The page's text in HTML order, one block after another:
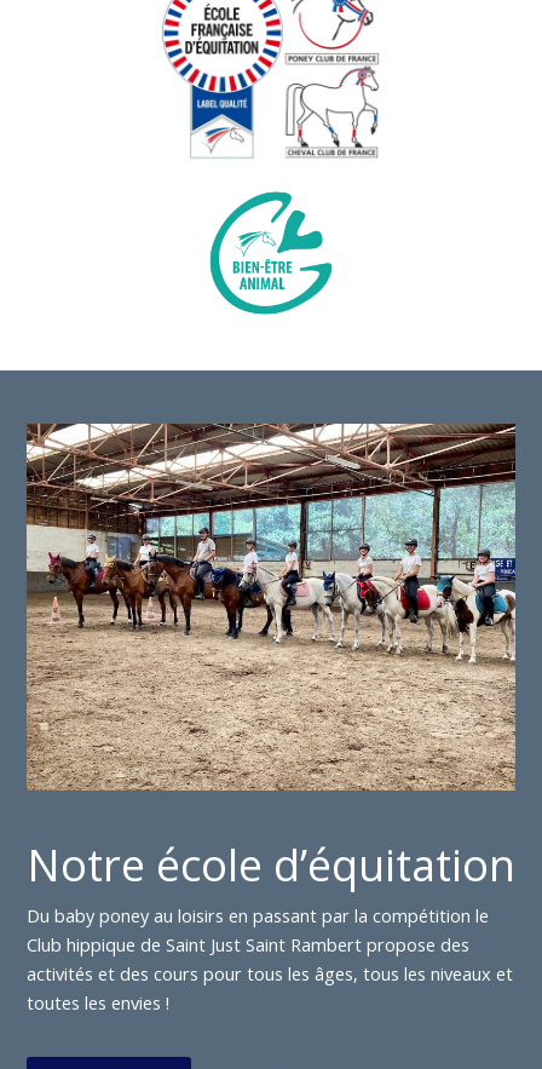
Notre école d’équitation
Du baby poney au loisirs en passant par la compétition le
Club hippique de Saint Just Saint Rambert propose des
activités et des cours pour tous les âges, tous les niveaux et
toutes les envies !